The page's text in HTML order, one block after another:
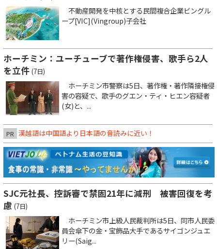
不動産開発を中核とする民間複合企業ビングル
ープ[VIC](Vingroup)子会社
ホーチミン：ユーチューブで著作権侵害、歌手ら2人
を立件 (7日)
ホーチミン市警察は5日、著作権・著作隣接権侵
害の容疑で、歌手のグエン・ティ・ヒエン容疑者
(女)と、...
PR 漢越語は中国語より日本語の音読みに近い！
SJC元社長、控訴審で禁固21年に減刑 被害回復を考
慮 (7日)
ホーチミン市上級人民裁判所は5日、同市人民委
員会傘下の金・宝飾品大手であるサイゴンジュエ
リー(Saig...